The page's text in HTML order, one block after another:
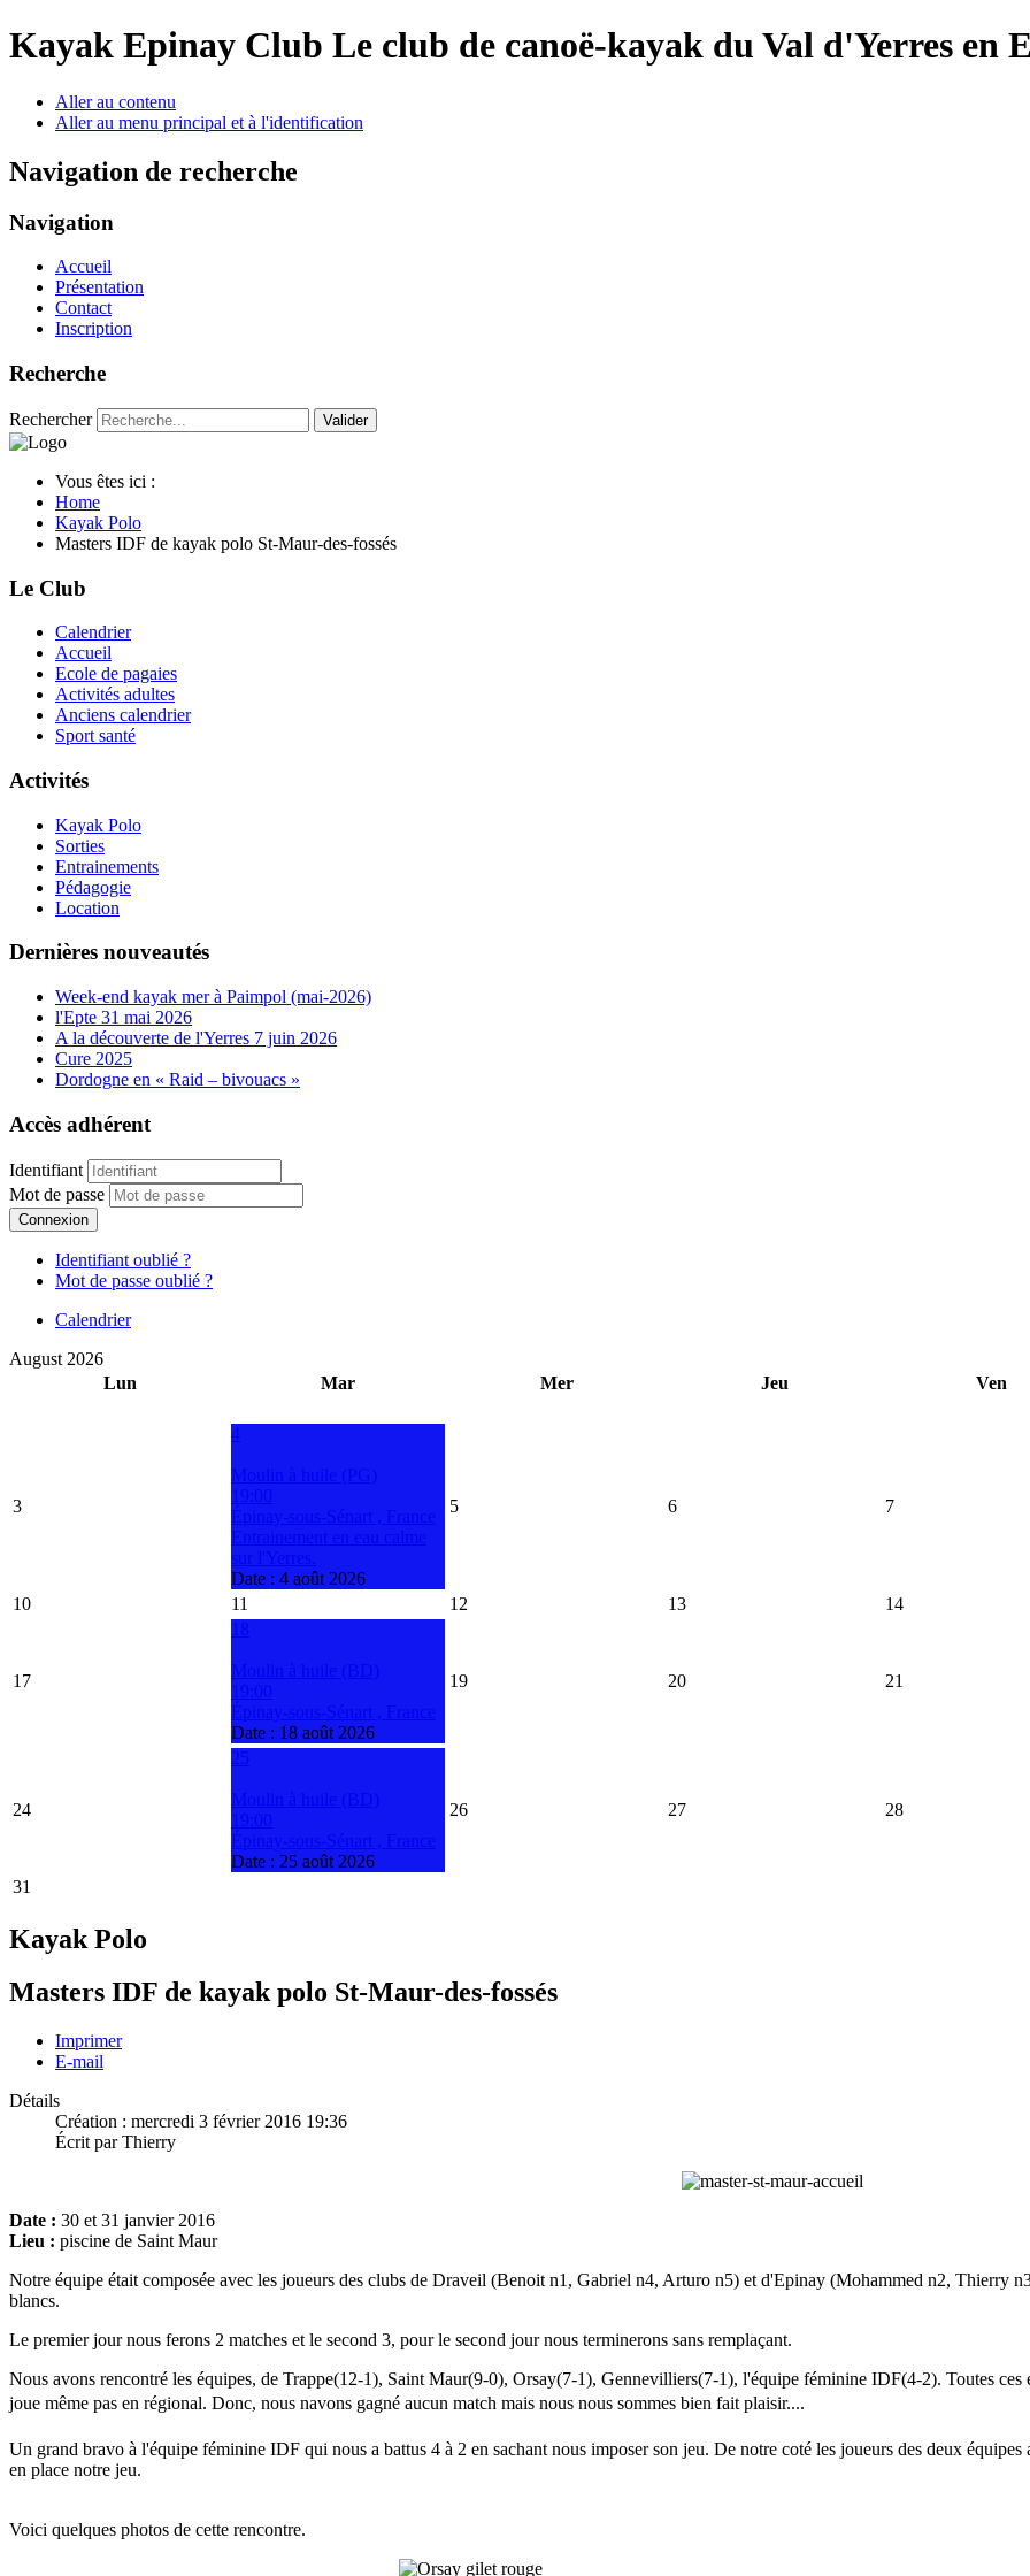
Kayak Epinay Club Le club de canoë-kayak du Val d'Yerres en
Aller au contenu
Aller au menu principal et à l'identification
Navigation de recherche
Navigation
Accueil
Présentation
Contact
Inscription
Recherche
Rechercher Valider
Vous êtes ici :
Home
Kayak Polo
Masters IDF de kayak polo St-Maur-des-fossés
Le Club
Calendrier
Accueil
Ecole de pagaies
Activités adultes
Anciens calendrier
Sport santé
Activités
Kayak Polo
Sorties
Entrainements
Pédagogie
Location
Dernières nouveautés
Week-end kayak mer à Paimpol (mai-2026)
l'Epte 31 mai 2026
A la découverte de l'Yerres 7 juin 2026
Cure 2025
Dordogne en « Raid – bivouacs »
Accès adhérent
Identifiant
Mot de passe
Connexion
Identifiant oublié ?
Mot de passe oublié ?
Calendrier
August 2026
Lun
Mar Mer Jeu Ven
3
Date : 4 août 2026
5 6 7
10 11 12 13 14
17
Date : 18 août 2026
19 20 21
24
Date : 25 août 2026
26 27 28
31
Kayak Polo
Masters IDF de kayak polo St-Maur-des-fossés
Imprimer
E-mail
Détails
Création : mercredi 3 février 2016 19:36
Écrit par Thierry
Date : 30 et 31 janvier 2016
Lieu : piscine de Saint Maur
Notre équipe était composée avec les joueurs des clubs de Draveil (Benoit n1, Gabriel n4, Arturo n5) et d'Epinay (Mohammed n2, Thierry
blancs.
Le premier jour nous ferons 2 matches et le second 3, pour le second jour nous terminerons sans remplaçant.
Nous avons rencontré les équipes, de Trappe(12-1), Saint Maur(9-0), Orsay(7-1), Gennevilliers(7-1), l'équipe féminine IDF(4-2). Toutes
joue même pas en régional. Donc, nous navons gagné aucun match mais nous nous sommes bien fait plaisir....
Un grand bravo à l'équipe féminine IDF qui nous a battus 4 à 2 en sachant nous imposer son jeu. De notre coté les joueurs des deux
en place notre jeu.
Voici quelques photos de cette rencontre.